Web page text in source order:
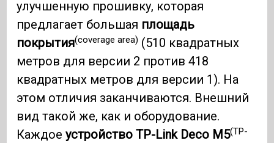
улучшенную прошивку, которая
предлагает большая площадь
покрытия(coverage area) (510 квадратных
метров для версии 2 против 418
квадратных метров для версии 1). На
этом отличия заканчиваются. Внешний
вид такой же, как и оборудование.
Каждоеустройство TP-Link Deco M5(TP-